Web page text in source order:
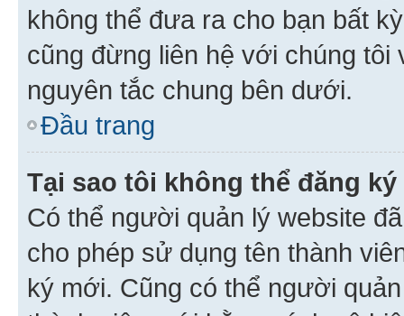
không thể đưa ra cho bạn bất
cũng đừng liên hệ với chúng
nguyên tắc chung bên dưới.
Đầu trang
Tại sao tôi không thể đăng
Có thể người quản lý website
cho phép sử dụng tên thành
ký mới. Cũng có thể người